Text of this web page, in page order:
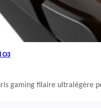
O3
gaming filaire ultralégère